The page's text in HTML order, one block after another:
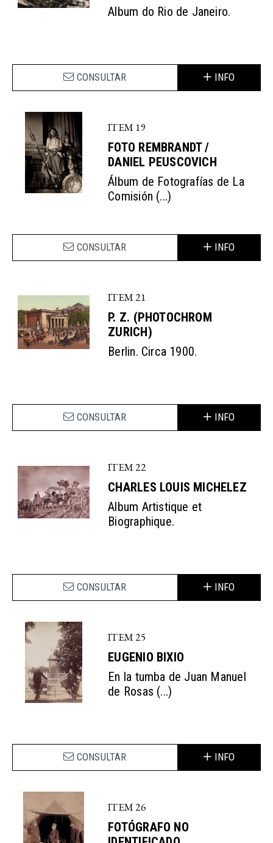
Album do Rio de Janeiro.
CONSULTAR INFO
ITEM 19
FOTO REMBRANDT /
DANIEL PEUSCOVICH
Álbum de Fotografías de La
Comisión (...)
CONSULTAR INFO
ITEM 21
P. Z. (PHOTOCHROM
ZURICH)
Berlin. Circa 1900.
CONSULTAR INFO
ITEM 22
CHARLES LOUIS MICHELEZ
Album Artistique et
Biographique.
CONSULTAR INFO
ITEM 25
EUGENIO BIXIO
En la tumba de Juan Manuel
de Rosas (...)
CONSULTAR INFO
ITEM 26
FOTÓGRAFO NO